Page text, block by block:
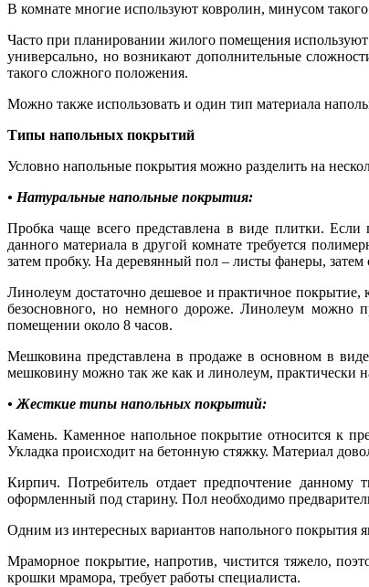
В комнате многие используют ковролин, минусом
Часто при планировании жилого помещения
универсально, но возникают дополнительные
такого сложного положения.
Можно также использовать и один тип материала
Типы напольных покрытий
Условно напольные покрытия можно разделить на
• Натуральные напольные покрытия:
Пробка чаще всего представлена в виде плитки. Если
данного материала в другой комнате требуется
затем пробку. На деревянный пол – листы фанеры, затем
Линолеум достаточно дешевое и практичное
безосновного, но немного дороже. Линолеум можно
помещении около 8 часов.
Мешковина представлена в продаже в основном в
мешковину можно так же как и линолеум, практически
• Жесткие типы напольных покрытий:
Камень. Каменное напольное покрытие относится к
Укладка происходит на бетонную стяжку. Материал
Кирпич. Потребитель отдает предпочтение данному
оформленный под старину. Пол необходимо
Одним из интересных вариантов напольного покрытия
Мраморное покрытие, напротив, чистится тяжело,
крошки мрамора, требует работы специалиста.